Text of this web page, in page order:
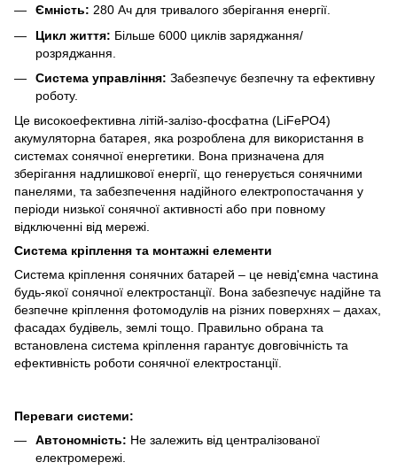
Ємність: 280 Ач для тривалого зберігання енергії.
Цикл життя: Більше 6000 циклів заряджання/
розряджання.
Система управління: Забезпечує безпечну та ефективну
роботу.
Це високоефективна літій-залізо-фосфатна (LiFePO4)
акумуляторна батарея, яка розроблена для використання в
системах сонячної енергетики. Вона призначена для
зберігання надлишкової енергії, що генерується сонячними
панелями, та забезпечення надійного електропостачання у
періоди низької сонячної активності або при повному
відключенні від мережі.
Система кріплення та монтажні елементи
Система кріплення сонячних батарей – це невід'ємна частина
будь-якої сонячної електростанції. Вона забезпечує надійне та
безпечне кріплення фотомодулів на різних поверхнях – дахах,
фасадах будівель, землі тощо. Правильно обрана та
встановлена ​​система кріплення гарантує довговічність та
ефективність роботи сонячної електростанції.
Переваги системи:
Автономність: Не залежить від централізованої
електромережі.